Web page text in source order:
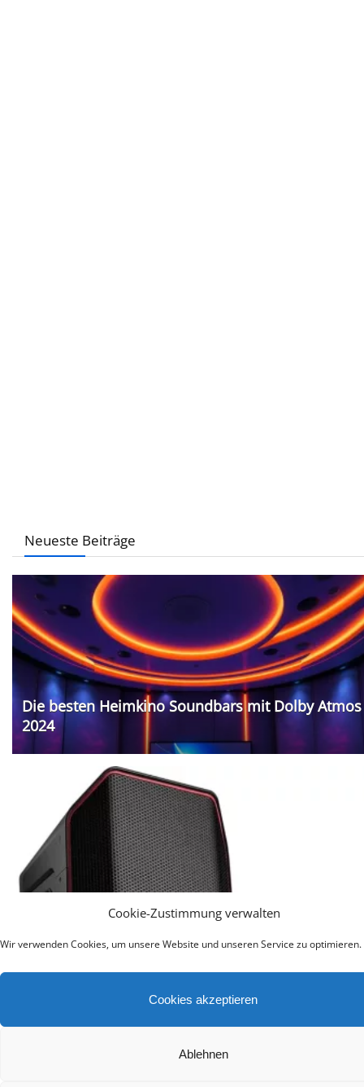
Cookie-Zustimmung verwalten
Wir verwenden Cookies, um unsere Website und unseren Service zu optimieren.
Cookies akzeptieren
Ablehnen
Neueste Beiträge
Die besten Heimkino Soundbars mit Dolby Atmos
2024
Teufel Rockster Air 2 Test